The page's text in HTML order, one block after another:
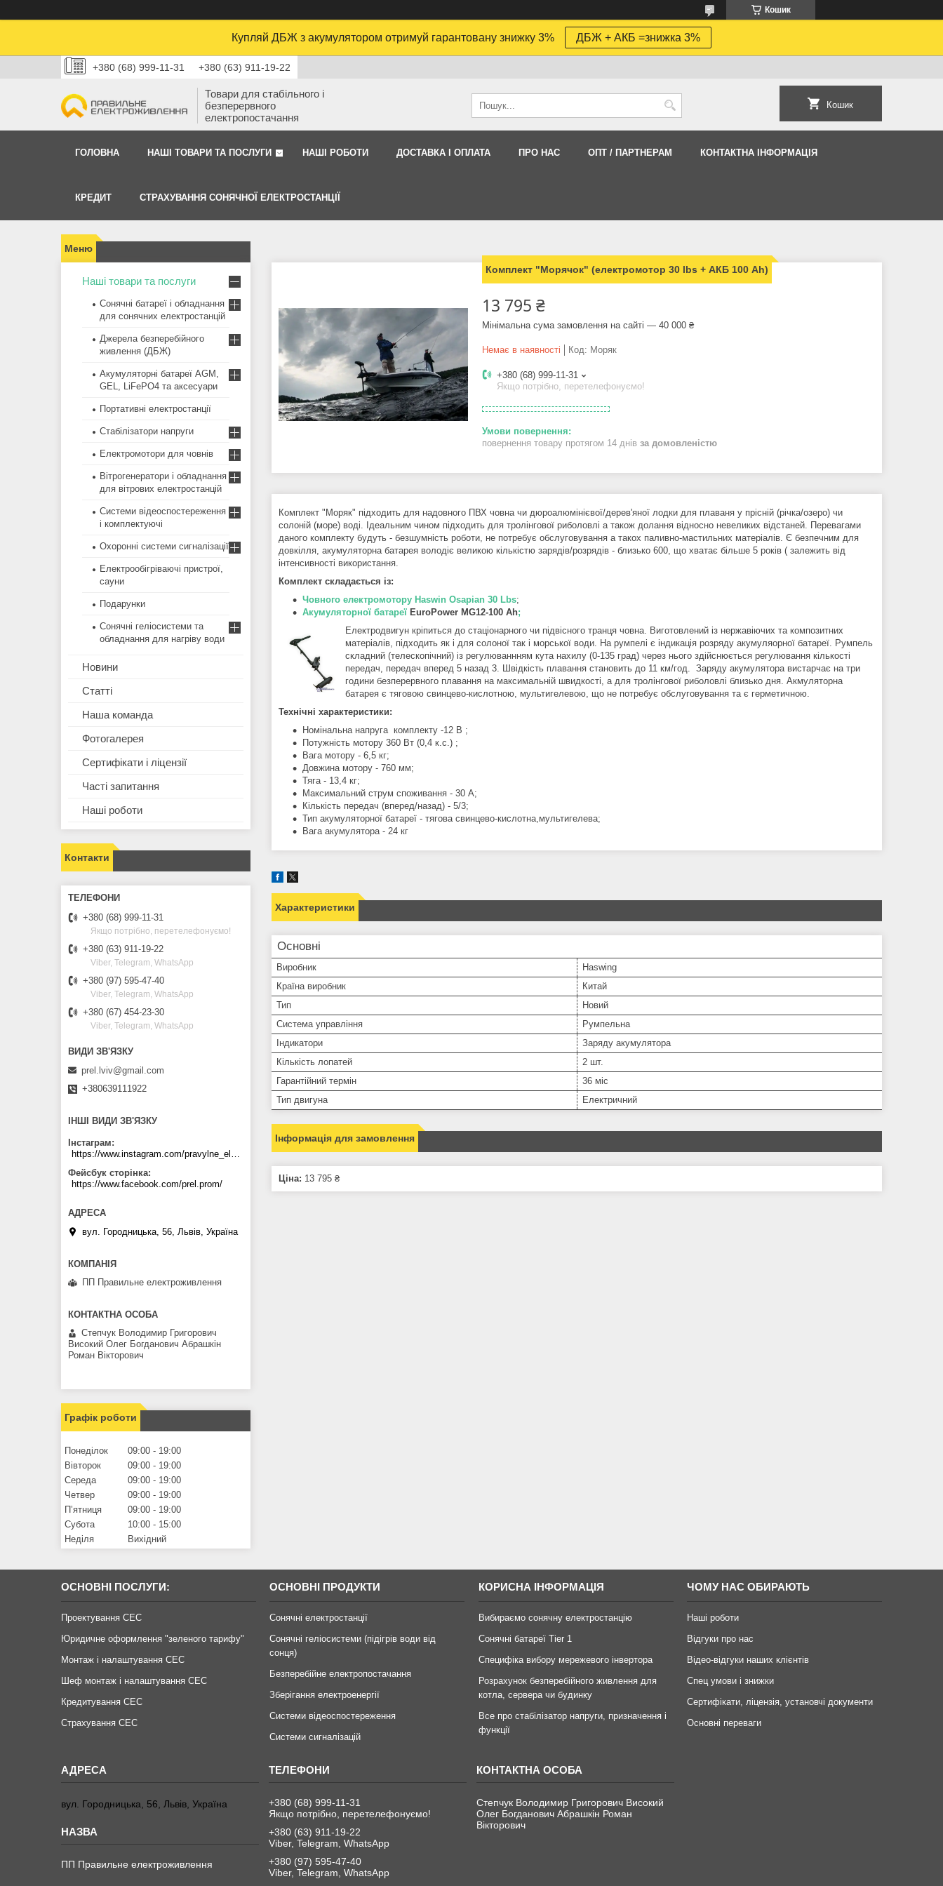
Кошик
Купляй ДБЖ з акумулятором отримуй гарантовану знижку 3% ДБЖ + АКБ =знижка 3%
+380 (68) 999-11-31 +380 (63) 911-19-22
Товари для стабільного і
безперервного
електропостачання
Кошик
ГОЛОВНА НАШІ ТОВАРИ ТА ПОСЛУГИ НАШI РОБОТИ ДОСТАВКА І ОПЛАТА ПРО НАС ОПТ / ПАРТНЕРАМ КОНТАКТНА ІНФОРМАЦІЯ
КРЕДИТ СТРАХУВАННЯ СОНЯЧНОЇ ЕЛЕКТРОСТАНЦІЇ
Комплект "Морячок" (електромотор 30 lbs + АКБ 100 Ah)
13 795 ₴
Мінімальна сума замовлення на сайті — 40 000 ₴
Немає в наявності Код: Моряк
+380 (68) 999-11-31
Якщо потрібно, перетелефонуємо!
повернення товару протягом 14 днів за домовленістю
Комплект "Моряк" підходить для надовного ПВХ човна чи дюроалюмінієвої/дерев'яної лодки для плаваня у прісній (річка/озеро) чи
солоній (море) воді. Ідеальним чином підходить для тролінгової риболовлі а також долання відносно невеликих відстаней. Перевагами
даного комплекту будуть - безшумність роботи, не потребує обслуговування а такох паливно-мастильних матеріалів. Є безпечним для
довкілля, акумуляторна батарея володіє великою кількістю зарядів/розрядів - близько 600, що хватає більше 5 років ( залежить від
інтенсивності використання.
Комплект складається із:
Човного електромотору Haswin Osapian 30 Lbs;
Акумуляторної батареї EuroPower MG12-100 Аh;
Електродвигун кріпиться до стаціонарного чи підвісного транця човна. Виготовлений із нержавіючих та композитних
матеріалів, підходить як і для солоної так і морської води. На румпелі є індикація розряду акумуляорної батареї. Румпель
складний (телескопічний) із регулюваннням кута нахилу (0-135 град) через нього здійснюється регулювання кількості
передач, передач вперед 5 назад 3. Швідкість плавання становить до 11 км/год. Заряду акумулятора вистарчає на три
години безперервного плавання на максимальній швидкості, а для тролінгової риболовлі близько дня. Акмуляторна
батарея є тяговою свинцево-кислотною, мультигелевою, що не потребує обслуговування та є герметичною.
Технічні характеристики:
Номінальна напруга комплекту -12 В ;
Потужність мотору 360 Вт (0,4 к.с.) ;
Вага мотору - 6,5 кг;
Довжина мотору - 760 мм;
Тяга - 13,4 кг;
Максимальний струм споживання - 30 А;
Кількість передач (вперед/назад) - 5/3;
Тип акумуляторної батареї - тягова свинцево-кислотна,мультигелева;
Вага акумулятора - 24 кг
Характеристики
Основні
Виробник
Haswing
Країна виробник
Китай
Тип
Новий
Система управління
Румпельна
Індикатори
Заряду акумулятора
Кількість лопатей
2 шт.
Гарантійний термін
36 міс
Тип двигуна
Електричний
Інформація для замовлення
Ціна: 13 795 ₴
Наші товари та послуги
Сонячні батареї і обладнання
для сонячних електростанцій
Джерела безперебійного
живлення (ДБЖ)
Акумуляторні батареї AGM,
GEL, LiFePO4 та аксесуари
Портативні електростанції
Стабілізатори напруги
Електромотори для човнів
Вітрогенератори і обладнання
для вітрових електростанцій
Системи відеоспостереження
і комплектуючі
Охоронні системи сигналізації
Електрообігріваючі пристрої,
сауни
Подарунки
Сонячні геліосистеми та
обладнання для нагріву води
Новини
Статті
Наша команда
Фотогалерея
Сертифікати і ліцензії
Часті запитання
Наші роботи
Контакти
+380 (68) 999-11-31
Якщо потрібно, перетелефонуємо!
+380 (63) 911-19-22
Viber, Telegram, WhatsApp
+380 (97) 595-47-40
Viber, Telegram, WhatsApp
+380 (67) 454-23-30
Viber, Telegram, WhatsApp
prel.lviv@gmail.com
+380639111922
ІНШІ ВИДИ ЗВ'ЯЗКУ
Інстаграм
https://www.instagram.com/pravylne_electrozhyvlennya/
Фейсбук сторінка
https://www.facebook.com/prel.prom/
вул. Городницька, 56, Львів, Україна
ПП Правильне електроживлення
Степчук Володимир Григорович
Високий Олег Богданович Абрашкін
Роман Вікторович
Графік роботи
Понеділок 09:00
19:00
Вівторок
09:00
19:00
Середа
09:00
19:00
Четвер
09:00
19:00
Пʼятниця
09:00
19:00
Субота
10:00
15:00
Неділя
Вихідний
ОСНОВНІ ПОСЛУГИ:
Проектування СЕС
Юридичне оформлення "зеленого тарифу"
Монтаж і налаштування СЕС
Шеф монтаж і налаштування СЕС
Кредитування СЕС
Страхування СЕС
ОСНОВНІ ПРОДУКТИ
Сонячні електростанції
Сонячні геліосистеми (підігрів води від
сонця)
Безперебійне електропостачання
Зберігання електроенергії
Системи відеоспостереження
Системи сигналізацій
КОРИСНА ІНФОРМАЦІЯ
Вибираємо сонячну електростанцію
Сонячні батареї Tier 1
Специфіка вибору мережевого інвертора
Розрахунок безперебійного живлення для
котла, сервера чи будинку
Все про стабілізатор напруги, призначення і
функції
ЧОМУ НАС ОБИРАЮТЬ
Наші роботи
Відгуки про нас
Відео-відгуки наших клієнтів
Спец умови і знижки
Сертифікати, ліцензія, установчі документи
Основні переваги
вул. Городницька, 56, Львів, Україна
ПП Правильне електроживлення
+380 (68) 999-11-31
Якщо потрібно, перетелефонуємо!
+380 (63) 911-19-22
Viber, Telegram, WhatsApp
+380 (97) 595-47-40
Viber, Telegram, WhatsApp
Степчук Володимир Григорович Високий
Олег Богданович Абрашкін Роман
Вікторович